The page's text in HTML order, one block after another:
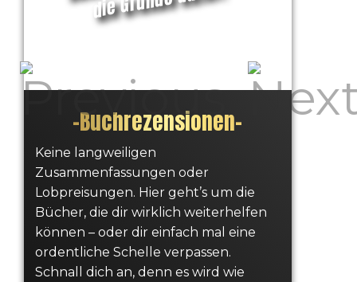
–Buchrezensionen–
Keine langweiligen
Zusammenfassungen oder
Lobpreisungen. Hier geht’s um die
Bücher, die dir wirklich weiterhelfen
können – oder dir einfach mal eine
ordentliche Schelle verpassen.
Schnall dich an, denn es wird wie